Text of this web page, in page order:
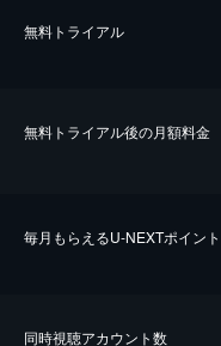
無料トライアル
無料トライアル後の⽉額料金
毎⽉もらえるU-NEXTポイント
同時視聴アカウント数